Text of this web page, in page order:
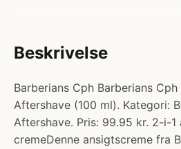
Beskrivelse
Barberians Cph Barberians
Aftershave (100 ml). Kategori:
Aftershave. Pris: 99.95 kr. 2-i-1
cremeDenne ansigtscreme fra